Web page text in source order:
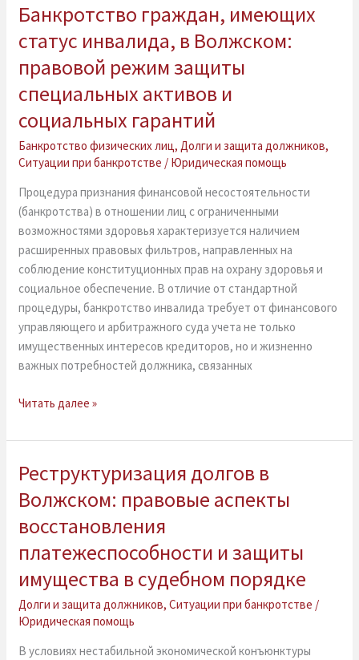
Банкротство граждан, имеющих
статус инвалида, в Волжском:
правовой режим защиты
специальных активов и
социальных гарантий
Банкротство физических лиц,Долги и защита должников,
Ситуации при банкротстве / Юридическая помощь
Процедура признания финансовой несостоятельности
(банкротства) в отношении лиц с ограниченными
возможностями здоровья характеризуется наличием
расширенных правовых фильтров, направленных на
соблюдение конституционных прав на охрану здоровья и
социальное обеспечение. В отличие от стандартной
процедуры, банкротство инвалида требует от финансового
управляющего и арбитражного суда учета не только
имущественных интересов кредиторов, но и жизненно
важных потребностей должника, связанных
Банкротство
граждан,
имеющих
статус
в
Волжском:
правовой
режим
специальных
активов
социальных
гарантий
Читать далее »
Реструктуризация долгов в
Волжском: правовые аспекты
восстановления
платежеспособности и защиты
имущества в судебном порядке
Долги и защита должников,Ситуации при банкротстве /
Юридическая помощь
В условиях нестабильной экономической конъюнктуры
Реструктуризация
в
Волжском:
аспекты
восстановления
платежеспособности
и